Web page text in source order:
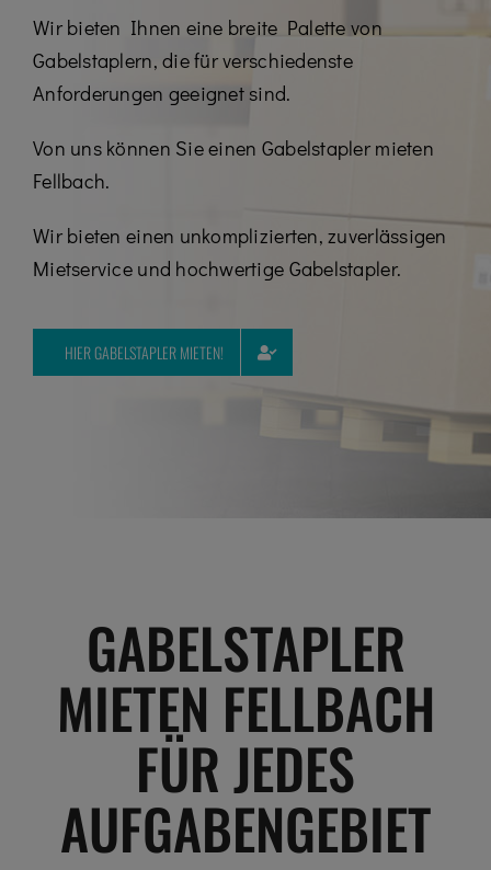
Karriere
07195 / 97 97 32 – 0
Wir bieten Ihnen eine breite Palette von
Gabelstaplern, die für verschiedenste
Anforderungen geeignet sind.
Von uns können Sie einen Gabelstapler mieten
Fellbach.
Wir bieten einen unkomplizierten, zuverlässigen
Mietservice und hochwertige Gabelstapler.
HIER GABELSTAPLER MIETEN!
GABELSTAPLER
MIETEN FELLBACH
FÜR JEDES
AUFGABENGEBIET